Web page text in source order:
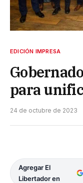
EDICIÓN IMPRESA
para
24 de octubre de 2023
Agregar El
Libertador en